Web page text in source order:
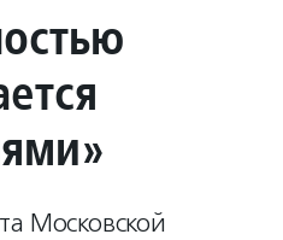
Московской